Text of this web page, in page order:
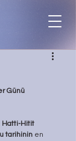
Günü
Hatti-Hitit
tarihinin en